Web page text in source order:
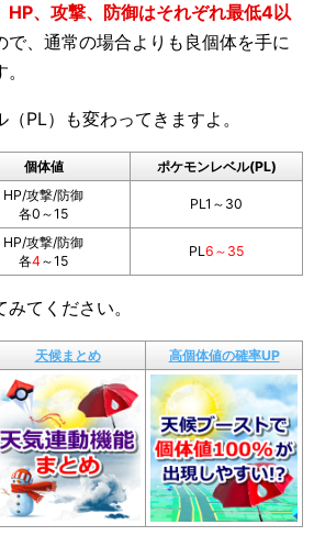
HP、攻撃、防御はそれぞれ最低4以
で、通常の場合よりも良個体を手に
PL）も変わってきますよ。
個体値 ポケモンレベル(PL)
HP/攻撃/防御
各0～15
PL1～30
HP/攻撃/防御
各4～15
PL6～35
てください。
天候まとめ 高個体値の確率UP